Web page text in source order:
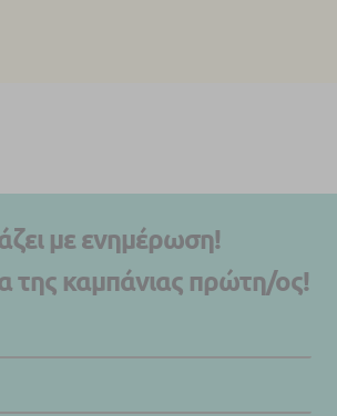
με ενημέρωση!
της καμπάνιας πρώτη/ος!